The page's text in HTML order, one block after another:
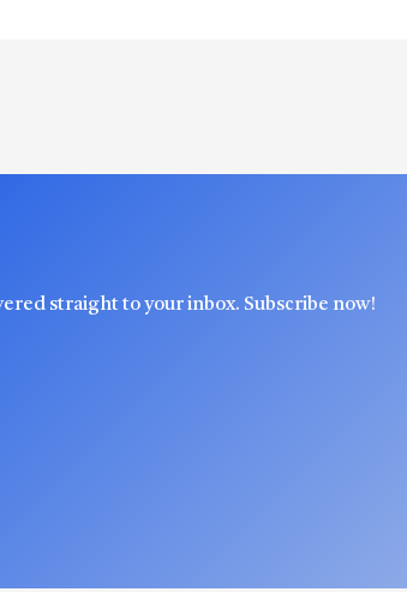
straight to your inbox. Subscribe now!